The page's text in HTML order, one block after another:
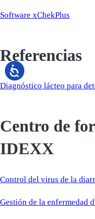
Software xChekPlus
Referencias
Diagnóstico lácteo para
Centro de
IDEXX
Control del virus de la
Gestión de la enfermedad